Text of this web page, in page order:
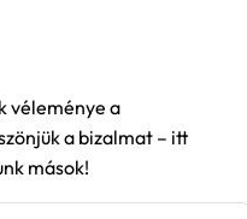
véleménye a
a bizalmat – itt
mások!